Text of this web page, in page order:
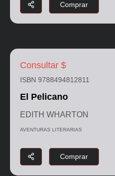
Comprar
Consultar $
ISBN 9788494812811
El Pelicano
EDITH WHARTON
AVENTURAS LITERARIAS
Comprar